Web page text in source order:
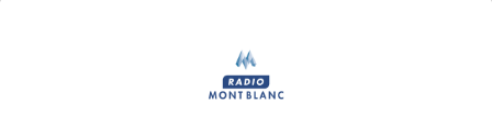
pour les QC Terme de Chamonix +
lunch